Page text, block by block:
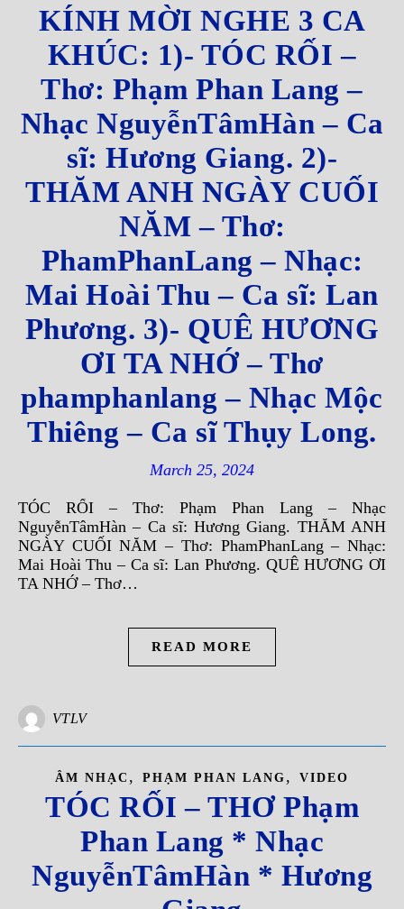
KÍNH MỜI NGHE 3 CA
KHÚC: 1)- TÓC RỐI –
Thơ: Phạm Phan Lang –
Nhạc NguyễnTâmHàn – Ca
sĩ: Hương Giang. 2)-
THĂM ANH NGÀY CUỐI
NĂM – Thơ:
PhamPhanLang – Nhạc:
Mai Hoài Thu – Ca sĩ: Lan
Phương. 3)- QUÊ HƯƠNG
ƠI TA NHỚ – Thơ
phamphanlang – Nhạc Mộc
Thiêng – Ca sĩ Thụy Long.
March 25, 2024
TÓC RỐI – Thơ: Phạm Phan Lang – Nhạc
NguyễnTâmHàn – Ca sĩ: Hương Giang. THĂM ANH
NGÀY CUỐI NĂM – Thơ: PhamPhanLang – Nhạc:
Mai Hoài Thu – Ca sĩ: Lan Phương. QUÊ HƯƠNG ƠI
TA NHỚ – Thơ…
READ MORE
VTLV
ÂM NHẠC , PHẠM PHAN LANG , VIDEO
TÓC RỐI – THƠ Phạm
Phan Lang * Nhạc
NguyễnTâmHàn * Hương